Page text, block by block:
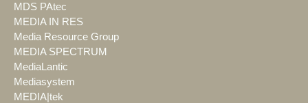
MDS PAtec
MEDIA IN RES
Media Resource Group
MEDIA SPECTRUM
MediaLantic
Mediasystem
MEDIA|tek